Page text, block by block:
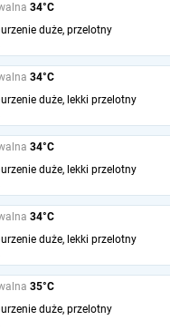
34°C
duże, przelotny
34°C
duże, lekki przelotny
34°C
duże, lekki przelotny
34°C
duże, lekki przelotny
35°C
duże, przelotny